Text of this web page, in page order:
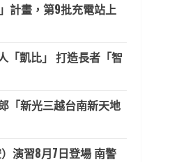
計畫，第9批充電站上
「凱比」 打造長者「智
「新光三越台南新天地
演習8月7日登場 南警